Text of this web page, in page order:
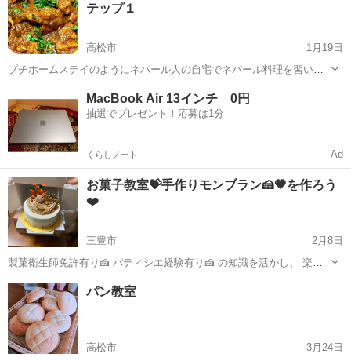
テップ１
高松市
1月19日
プチホームステイのようにネパール人の自宅でネパール料理を習いま
せんか？ RAJさんは英語と日本語を話せますので、英語が得意な方は
もちろん、苦手な方でも楽しく会話しながらレッスンを受けることが
できます。 ..メニュ...
ネパール
MacBook Air 13インチ 0円
抽選でプレゼント！応募は1分
くらしノート Ad
お菓子教室💝手作りモンブラン🍰💗を作ろう
❤️
三豊市
2月8日
製菓衛生師免許有り🍰 パティシエ経験有り🍰 の知識を活かし、 楽し
い時間を共有したい…❤️ 🌟お菓子は作りたいけど、 ガッツリお菓子教
室っていうのも面倒… 🌟お菓子は作りたいけど、 小さいお子さんが居
て難しい… 🌟お菓...
香川 三豊市 お菓子
パン教室
高松市 3月24日